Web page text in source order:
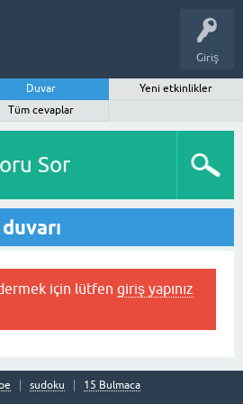
Giriş
Duvar
Yeni etkinlikler
Tüm cevaplar
Sor
için lütfen giriş yapınız
sudoku
15 Bulmaca